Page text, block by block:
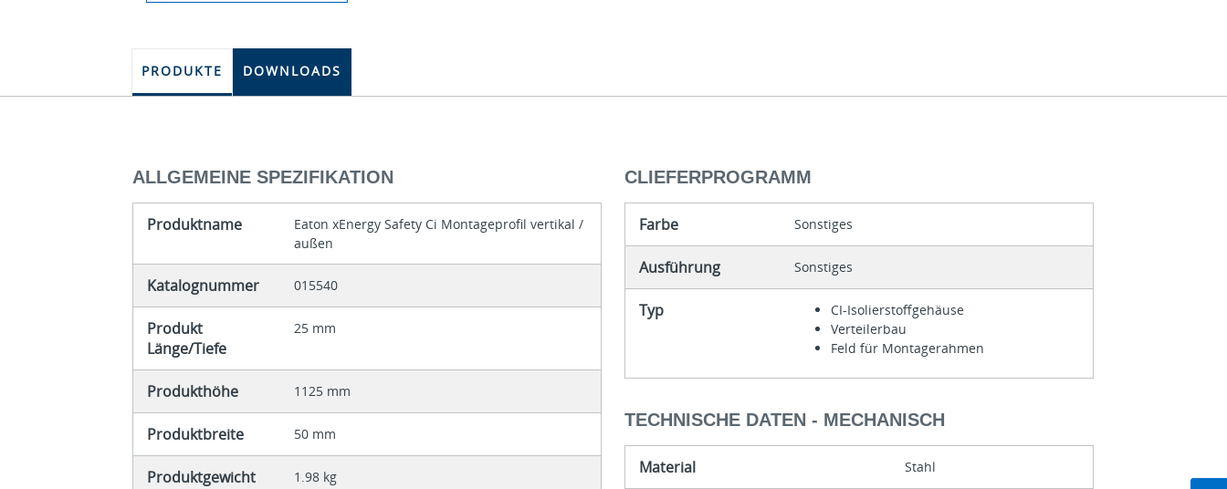
PRODUKTE DOWNLOADS
ALLGEMEINE SPEZIFIKATION
Produktname
Eaton xEnergy Safety Ci Montageprofil vertikal /
außen
Katalognummer 015540
Produkt
Länge/Tiefe
25 mm
Produkthöhe 1125 mm
Produktbreite 50 mm
Produktgewicht 1.98 kg
CLIEFERPROGRAMM
Farbe Sonstiges
Ausführung Sonstiges
Typ
CI-Isolierstoffgehäuse
Verteilerbau
Feld für Montagerahmen
TECHNISCHE DATEN - MECHANISCH
Material Stahl